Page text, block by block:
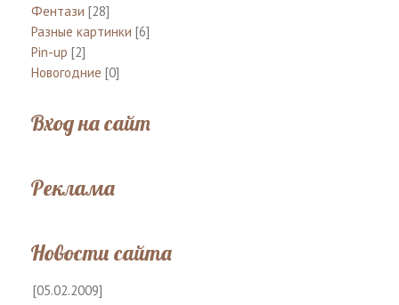
Фентази [28]
Разные картинки [6]
Pin-up [2]
Новогодние [0]
Вход на сайт
Реклама
Новости сайта
[05.02.2009]